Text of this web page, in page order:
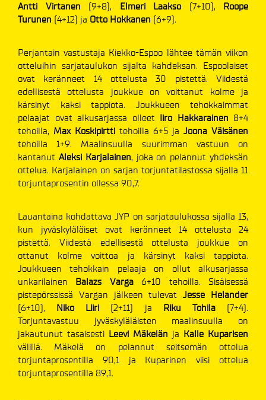
Antti Virtanen (9+8), Elmeri Laakso (7+10), Roope
Turunen (4+12) ja Otto Hokkanen (6+9).
Perjantain vastustaja Kiekko-Espoo lähtee tämän viikon
otteluihin sarjataulukon sijalta kahdeksan. Espoolaiset
ovat keränneet 14 ottelusta 30 pistettä. Viidestä
edellisestä ottelusta joukkue on voittanut kolme ja
kärsinyt kaksi tappiota. Joukkueen tehokkaimmat
pelaajat ovat alkusarjassa olleet Iiro Hakkarainen 8+4
tehoilla, Max Koskipirtti tehoilla 6+5 ja Joona Väisänen
tehoilla 1+9. Maalinsuulla suurimman vastuun on
kantanut Aleksi Karjalainen, joka on pelannut yhdeksän
ottelua. Karjalainen on sarjan torjuntatilastossa sijalla 11
torjuntaprosentin ollessa 90,7.
Lauantaina kohdattava JYP on sarjataulukossa sijalla 13,
kun jyväskyläläiset ovat keränneet 14 ottelusta 24
pistettä. Viidestä edellisestä ottelusta joukkue on
ottanut kolme voittoa ja kärsinyt kaksi tappiota.
Joukkueen tehokkain pelaaja on ollut alkusarjassa
unkarilainen Balazs Varga6+10 tehoilla. Sisäisessä
pistepörssissä Vargan jälkeen tulevatJesse Helander
(6+10), Niko Liiri (2+11) ja Riku Tohila(7+4).
Torjuntavastuu jyväskyläläisten maalinsuulla on
jakautunut tasaisesti Leevi Mäkelän ja Kalle Kuparisen
välillä. Mäkelä on pelannut seitsemän ottelua
torjuntaprosentilla 90,1 ja Kuparinen viisi ottelua
torjuntaprosentilla 89,1.